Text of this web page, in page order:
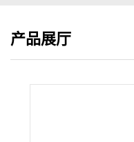
产品展厅